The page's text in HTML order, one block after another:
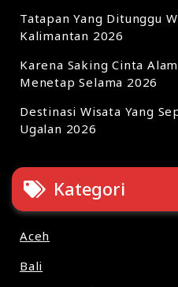
Tatapan Yang Ditunggu
Kalimantan 2026
Karena Saking Cinta
Menetap Selama 2026
Destinasi Wisata Yang
Ugalan 2026
Kategori
Aceh
Bali